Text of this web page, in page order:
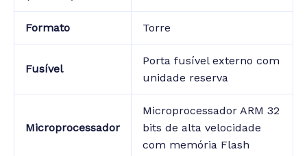
Formato Torre
Fusível
Porta fusível externo com
unidade reserva
Microprocessador
Microprocessador ARM 32
bits de alta velocidade
com memória Flash